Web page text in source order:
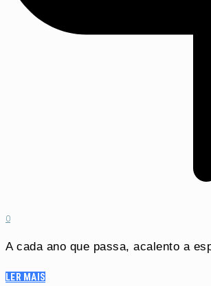
0
A cada ano que passa, acalento a
LER MAIS